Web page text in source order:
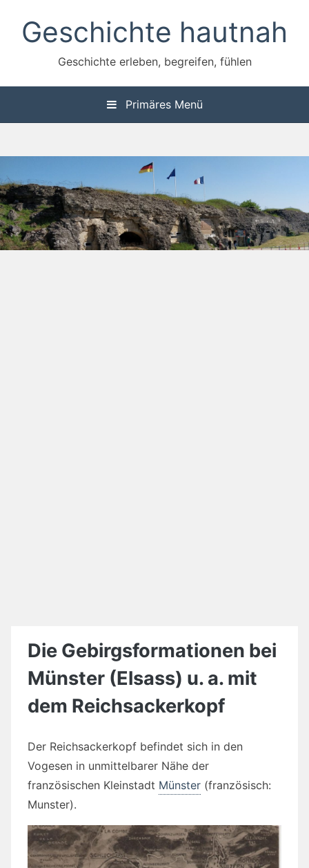
Inhalt
springenGeschichte hautnah
Geschichte erleben, begreifen, fühlen
Primäres Menü
Die Gebirgsformationen bei
Münster (Elsass) u. a. mit
dem Reichsackerkopf
Der Reichsackerkopf befindet sich in den
Vogesen in unmittelbarer Nähe der
französischen Kleinstadt Münster (französisch:
Munster).